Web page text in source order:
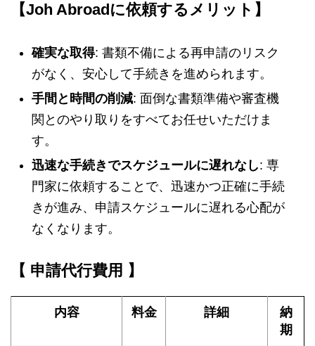
【Joh Abroadに依頼するメリット】
確実な取得: 書類不備による再申請のリスク
がなく、安心して手続きを進められます。
手間と時間の削減: 面倒な書類準備や審査機
関とのやり取りをすべてお任せいただけま
す。
迅速な手続きでスケジュールに遅れなし: 専
門家に依頼することで、迅速かつ正確に手続
きが進み、申請スケジュールに遅れる心配が
なくなります。
【 申請代行費用 】
内容 料金 詳細
納
期